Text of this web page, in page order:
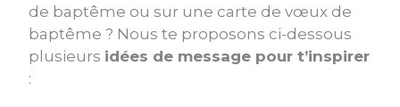
de baptême ou sur une carte de vœux de
baptême ? Nous te proposons ci-dessous
plusieurs idées de message pour t’inspirer
: